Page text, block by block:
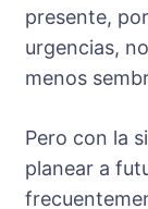
presente,
urgencias,
menos
Pero con la
planear a